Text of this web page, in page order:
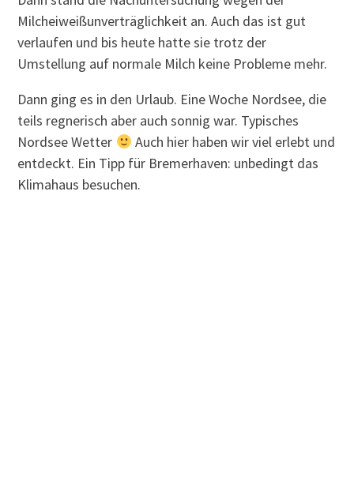
Milcheiweißunverträglichkeit an. Auch das ist gut
verlaufen und bis heute hatte sie trotz der
Umstellung auf normale Milch keine Probleme mehr.
Dann ging es in den Urlaub. Eine Woche Nordsee, die
teils regnerisch aber auch sonnig war. Typisches
Nordsee Wetter
Auch hier haben wir viel erlebt und
entdeckt. Ein Tipp für Bremerhaven: unbedingt das
Klimahaus besuchen.